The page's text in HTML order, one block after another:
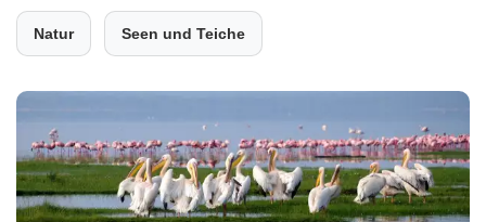
Natur Seen und Teiche